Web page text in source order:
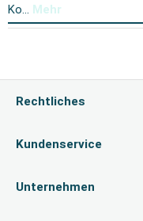
Ko… Mehr
Rechtliches
Kundenservice
Unternehmen